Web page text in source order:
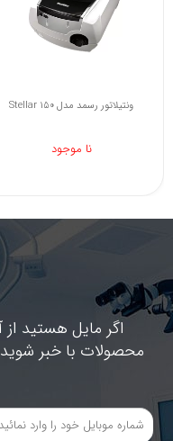
ونتیلاتور رسمد مدل Stellar 150
نا موجود
اگر مایل هستید
محصولات با خبر